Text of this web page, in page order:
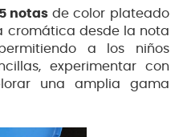
notas de color plateado
cromática desde la nota
a los niños
experimentar con
una amplia gama